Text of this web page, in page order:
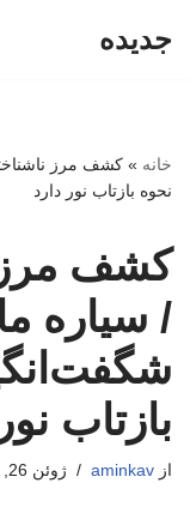
جدیده
خانه » کشف مرز
نحوه بازتاب نور دارد
کشف مرز
/ سیاره
بازتاب
از aminkav ژوئن 26, 2026